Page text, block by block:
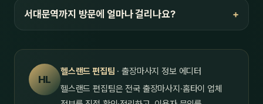
서대문역까지 방문에 얼마나 걸리나요?
HL
헬스랜드 편집팀 · 출장마사지 정보 에디터
헬스랜드 편집팀은 전국 출장마사지·홈타이 업체